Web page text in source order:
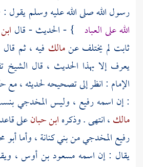
رسول الله صلى الله عليه وسلم يقول
الله على العباد } - الحديث - قال
ثابت لم يختلف عنمالك فيه ، ثم
يعرف إلا بهذا الحديث ، قال الشيخ
الإمام : انظر إلى تصحيحه لحديثه ، مع
: إن اسمه رفيع ، وليسالمخدجي
مالك، انتهى . وذكرهابن حبانعلى
رفيع المخدجيمنبني كنانة، وأماأبو
يقال : إن اسمهمسعود بن أوس،